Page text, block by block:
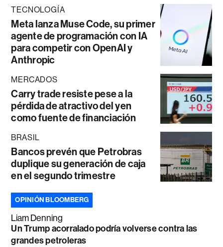
TECNOLOGÍA
Meta lanza Muse Code, su primer
agente de programación con IA
para competir con OpenAI y
Anthropic
MERCADOS
Carry trade resiste pese a la
pérdida de atractivo del yen
como fuente de financiación
BRASIL
Bancos prevén que Petrobras
duplique su generación de caja
en el segundo trimestre
OPINIÓN BLOOMBERG
Liam Denning
Un Trump acorralado podría volverse contra las
grandes petroleras